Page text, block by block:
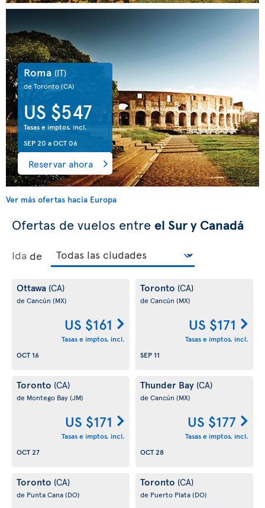
Roma (IT)
de Toronto(CA)
US $547
Tasas e imptos. incl.
SEP 20 aOCT 06
Reservar ahora
Ver más ofertas hacia Europa
Ofertas de vuelos entre el Sur y Canadá
Ida de
Ottawa (CA)
de Cancún (MX)
US $161
Tasas e imptos. incl.
OCT 16
Toronto (CA)
de Cancún (MX)
US $171
Tasas e imptos. incl.
SEP 11
Toronto (CA)
de Montego Bay(JM)
US $171
Tasas e imptos. incl.
OCT 27
Thunder Bay (CA)
de Cancún (MX)
US $177
Tasas e imptos. incl.
OCT 28
Toronto (CA)
de Punta Cana(DO)
Toronto (CA)
de Puerto Plata(DO)